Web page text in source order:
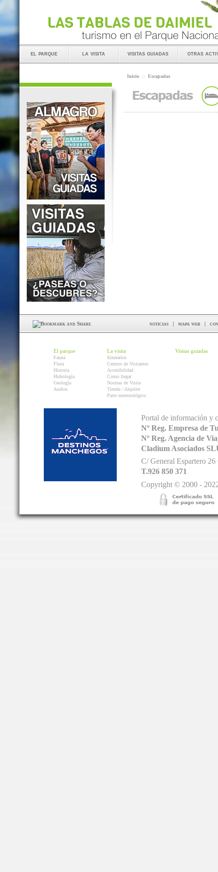
el parque la visita visitas guiadas otras
Inicio :: Escapadas
noticias | mapa web |
El parque
Fauna
Flora
Historia
Hidrología
Geología
Audios
La visita
Itinerarios
Centros de Visitantes
Accesibilidad
Como llegar
Normas de Visita
Tienda / Alquiler
Parte meteorológico
Visitas guiadas
Portal de información y
Nº Reg. Empresa de
Nº Reg. Agencia de
Cladium Asociados
C/ General Espartero
T.926 850 371
Copyright © 2000 -